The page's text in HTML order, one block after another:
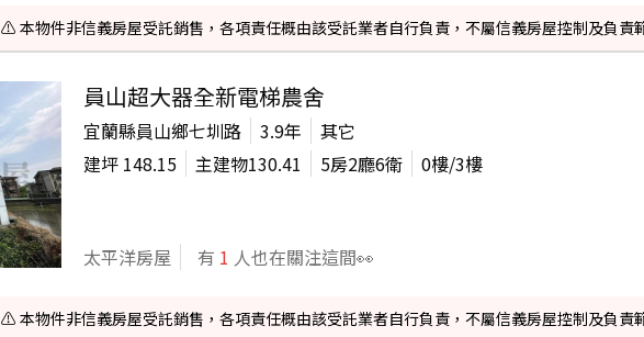
⚠️ 本物件非信義房屋受託銷售，各項責任概由該受託業者自行負責，不屬信義房屋控制及負責
員山超大器全新電梯農舍
宜蘭縣員山鄉七圳路 3.9年
其它
建坪 148.15 主建物130.41 5房2廳6衛 0樓/3樓
太平洋房屋 有 1 人也在關注這間👀
⚠️ 本物件非信義房屋受託銷售，各項責任概由該受託業者自行負責，不屬信義房屋控制及負責